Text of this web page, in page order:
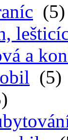
(5)
a
(5)